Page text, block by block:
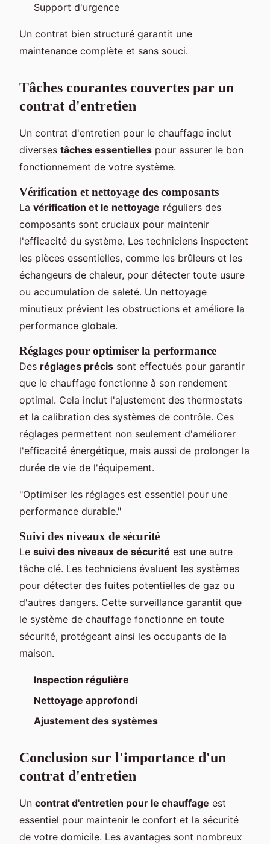
Support d'urgence
Un contrat bien structuré garantit une
maintenance complète et sans souci.
Tâches courantes couvertes par un
contrat d'entretien
Un contrat d'entretien pour le chauffage inclut
diverses tâches essentielles pour assurer le bon
fonctionnement de votre système.
Vérification et nettoyage des composants
La vérification et le nettoyage réguliers des
composants sont cruciaux pour maintenir
l'efficacité du système. Les techniciens inspectent
les pièces essentielles, comme les brûleurs et les
échangeurs de chaleur, pour détecter toute usure
ou accumulation de saleté. Un nettoyage
minutieux prévient les obstructions et améliore la
performance globale.
Réglages pour optimiser la performance
Des réglages précis sont effectués pour garantir
que le chauffage fonctionne à son rendement
optimal. Cela inclut l'ajustement des thermostats
et la calibration des systèmes de contrôle. Ces
réglages permettent non seulement d'améliorer
l'efficacité énergétique, mais aussi de prolonger la
durée de vie de l'équipement.
"Optimiser les réglages est essentiel pour une
performance durable."
Suivi des niveaux de sécurité
Le suivi des niveaux de sécurité est une autre
tâche clé. Les techniciens évaluent les systèmes
pour détecter des fuites potentielles de gaz ou
d'autres dangers. Cette surveillance garantit que
le système de chauffage fonctionne en toute
sécurité, protégeant ainsi les occupants de la
maison.
Inspection régulière
Nettoyage approfondi
Ajustement des systèmes
Conclusion sur l'importance d'un
contrat d'entretien
Un contrat d'entretien pour le chauffage est
essentiel pour maintenir le confort et la sécurité
de votre domicile. Les avantages sont nombreux